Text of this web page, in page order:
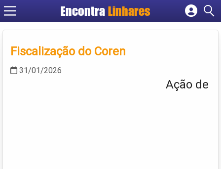
EncontraLinhares
Cadastrar empresa
Criar conta
Fiscalização do Coren
31/01/2026
Ação de